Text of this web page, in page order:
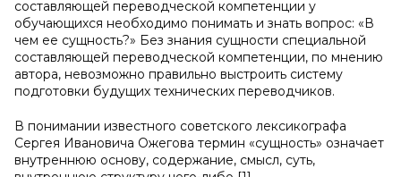
составляющей переводческой компетенции у
обучающихся необходимо понимать и знать вопрос: «В
чем ее сущность?» Без знания сущности специальной
составляющей переводческой компетенции, по мнению
автора, невозможно правильно выстроить систему
подготовки будущих технических переводчиков.
В понимании известного советского лексикографа
Сергея Ивановича Ожегова термин «сущность» означает
внутреннюю основу, содержание, смысл, суть,